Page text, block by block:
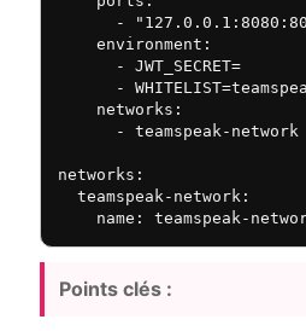
      - JWT_SECRET=
networks:
name: teamspeak-
Points clés :